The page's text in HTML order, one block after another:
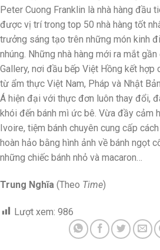
Peter Cuong Franklin là nhà hàng đầu
được vị trí trong top 50 nhà hàng tốt
trưởng sáng tạo trên những món kinh
nhúng. Những nhà hàng mới ra mắt
Gallery, nơi đầu bếp Việt Hồng kết hợp
từ ẩm thực Việt Nam, Pháp và Nhật
Á hiện đại với thực đơn luôn thay đổi,
khói đến bánh mì ức bê. Vừa đầy cảm
Ivoire, tiệm bánh chuyên cung cấp
hoàn hảo bằng hình ảnh về bánh ngọt
những chiếc bánh nhỏ và macaron…
Trung Nghĩa (Theo Time)
Lượt xem: 986